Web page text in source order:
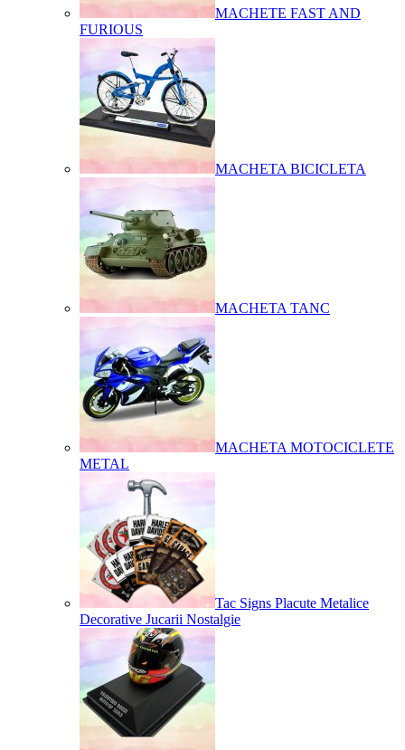
MACHETE FAST AND
FURIOUS
MACHETA BICICLETA
MACHETA TANC
MACHETA MOTOCICLETE
METAL
Tac Signs Placute Metalice
Decorative Jucarii Nostalgie